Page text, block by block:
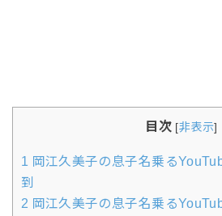
目次 [非表示]
1 岡江久美子の息子名乗る
到
2 岡江久美子の息子名乗る